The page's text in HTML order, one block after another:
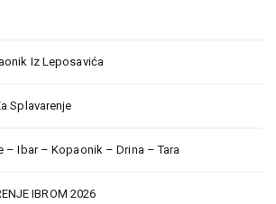
Iz Leposavića
Splavarenje
– Ibar – Kopaonik – Drina – Tara
IBROM 2026